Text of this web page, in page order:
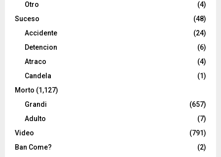
Otro
(4)
Suceso
(48)
Accidente
(24)
Detencion
(6)
Atraco
(4)
Candela
(1)
Morto (1,127)
Grandi
(657)
Adulto
(7)
Video
(791)
Ban Come?
(2)